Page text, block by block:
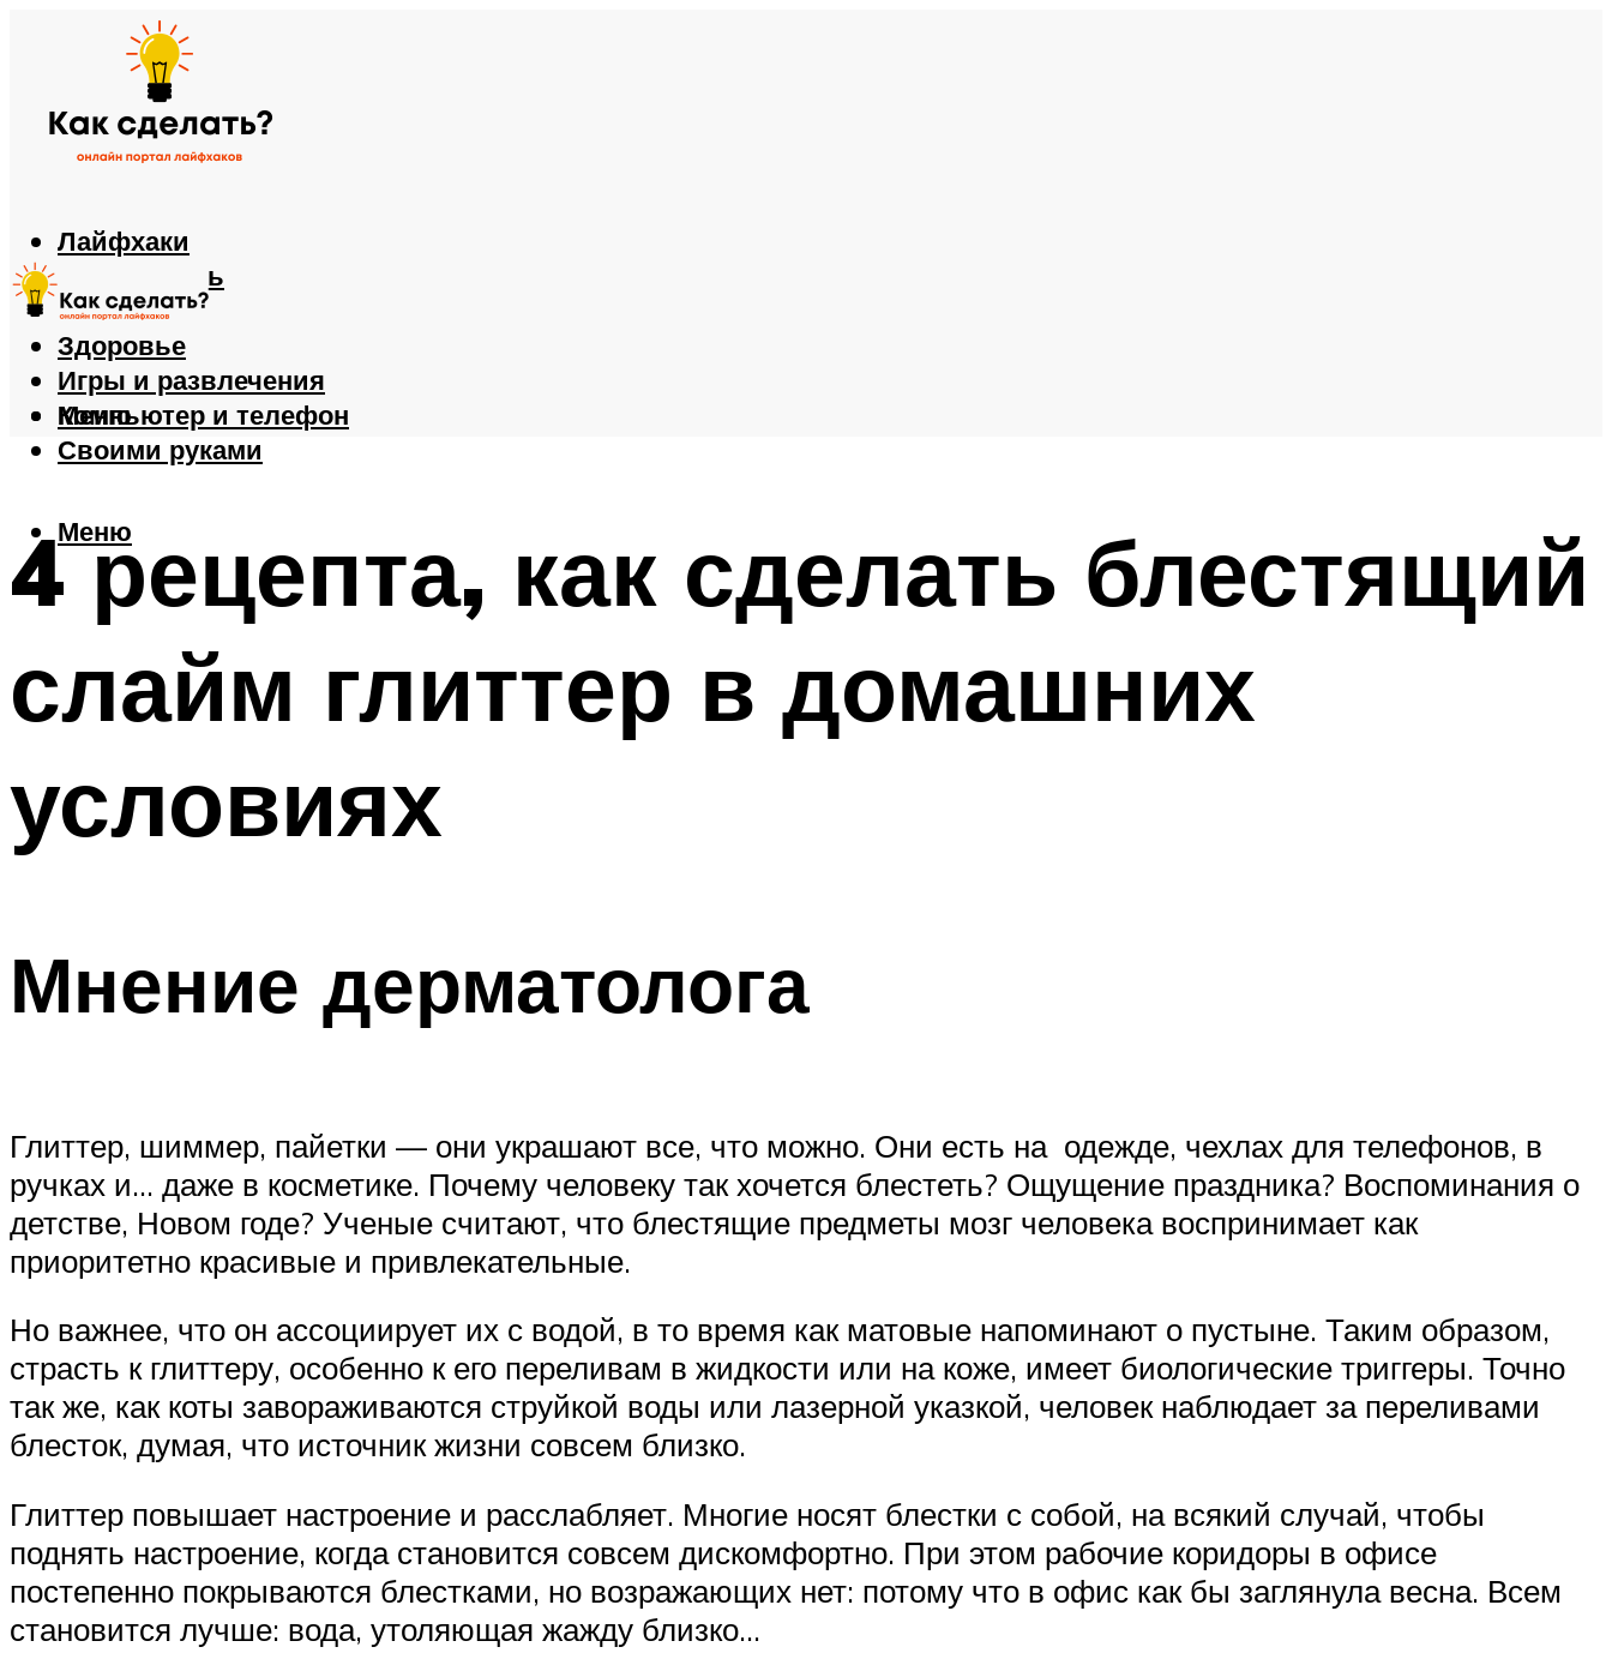
Лайфхаки
Автомобиль
Еда
Здоровье
Игры и развлечения
Компьютер и телефон
Своими руками
Меню
Меню
4 рецепта, как сделать блестящий
слайм глиттер в домашних
условиях
Мнение дерматолога
Глиттер, шиммер, пайетки — они украшают все, что можно. Они есть на одежде, чехлах для телефонов, в
ручках и… даже в косметике. Почему человеку так хочется блестеть? Ощущение праздника? Воспоминания о
детстве, Новом годе? Ученые считают, что блестящие предметы мозг человека воспринимает как
приоритетно красивые и привлекательные.
Но важнее, что он ассоциирует их с водой, в то время как матовые напоминают о пустыне. Таким образом,
страсть к глиттеру, особенно к его переливам в жидкости или на коже, имеет биологические триггеры. Точно
так же, как коты завораживаются струйкой воды или лазерной указкой, человек наблюдает за переливами
блесток, думая, что источник жизни совсем близко.
Глиттер повышает настроение и расслабляет. Многие носят блестки с собой, на всякий случай, чтобы
поднять настроение, когда становится совсем дискомфортно. При этом рабочие коридоры в офисе
постепенно покрываются блестками, но возражающих нет: потому что в офис как бы заглянула весна. Всем
становится лучше: вода, утоляющая жажду близко…